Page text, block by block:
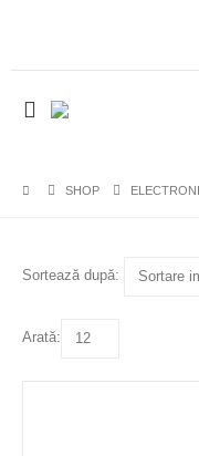
SHOP
Sortează după:
Arată: